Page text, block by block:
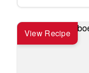
View Recipe